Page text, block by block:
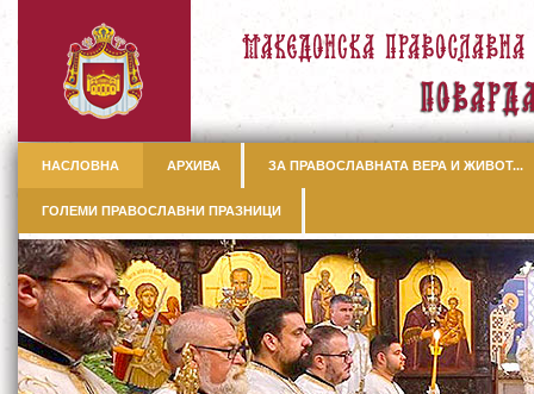
НАСЛОВНА АРХИВА ЗА ПРАВОСЛАВНАТА ВЕРА И ЖИВОТ...
ГОЛЕМИ ПРАВОСЛАВНИ ПРАЗНИЦИ